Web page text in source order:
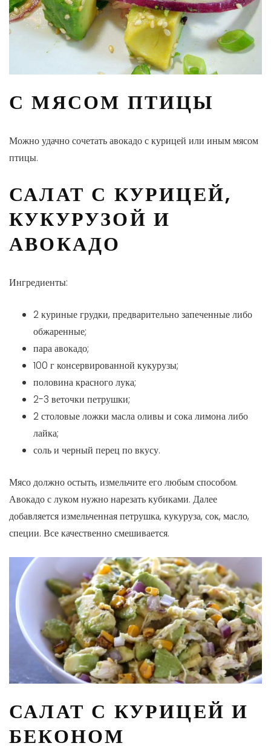
С МЯСОМ ПТИЦЫ
Можно удачно сочетать авокадо с курицей или иным мясом
птицы.
САЛАТ С КУРИЦЕЙ,
КУКУРУЗОЙ И
АВОКАДО
Ингредиенты:
2 куриные грудки, предварительно запеченные либо
обжаренные;
пара авокадо;
100 г консервированной кукурузы;
половина красного лука;
2-3 веточки петрушки;
2 столовые ложки масла оливы и сока лимона либо
лайка;
соль и черный перец по вкусу.
Мясо должно остыть, измельчите его любым способом.
Авокадо с луком нужно нарезать кубиками. Далее
добавляется измельченная петрушка, кукуруза, сок, масло,
специи. Все качественно смешивается.
САЛАТ С КУРИЦЕЙ И
БЕКОНОМ